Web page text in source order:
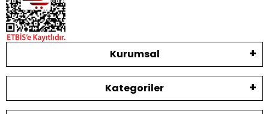
Kurumsal
Kategoriler